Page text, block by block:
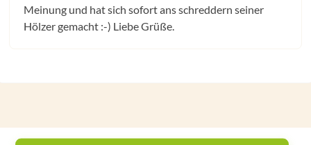
Meinung und hat sich sofort ans schreddern seiner
Hölzer gemacht :-) Liebe Grüße.